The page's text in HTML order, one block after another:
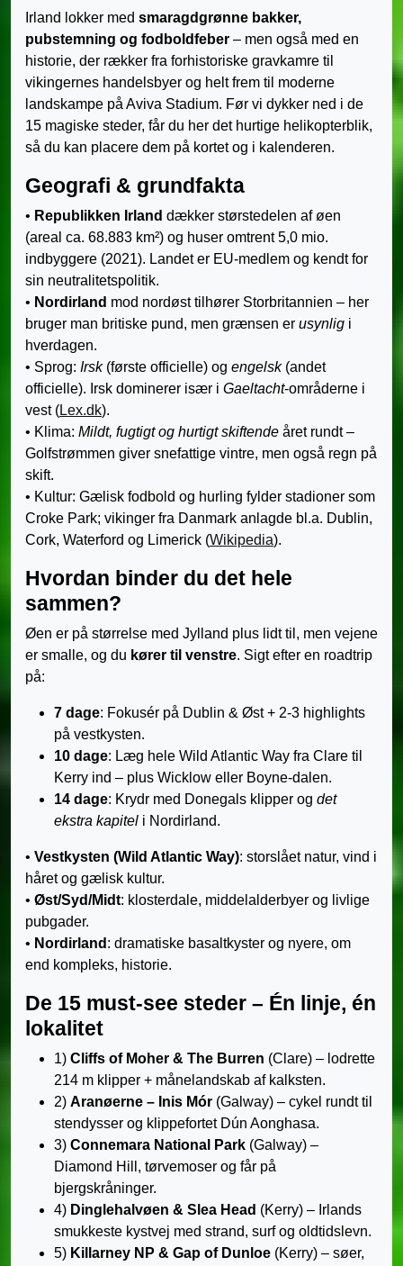
Irland lokker med smaragdgrønne bakker,
pubstemning og fodboldfeber – men også med en
historie, der rækker fra forhistoriske gravkamre til
vikingernes handelsbyer og helt frem til moderne
landskampe på Aviva Stadium. Før vi dykker ned i de
15 magiske steder, får du her det hurtige helikopterblik,
så du kan placere dem på kortet og i kalenderen.
Geografi & grundfakta
• Republikken Irland dækker størstedelen af øen
(areal ca. 68.883 km²) og huser omtrent 5,0 mio.
indbyggere (2021). Landet er EU-medlem og kendt for
sin neutralitetspolitik.
• Nordirland mod nordøst tilhører Storbritannien – her
bruger man britiske pund, men grænsen er usynlig i
hverdagen.
• Sprog: Irsk(første officielle) og engelsk(andet
officielle). Irsk dominerer især i Gaeltacht-områderne i
vest (Lex.dk).
• Klima: Mildt, fugtigt og hurtigt skiftende året rundt –
Golfstrømmen giver snefattige vintre, men også regn på
skift.
• Kultur: Gælisk fodbold og hurling fylder stadioner som
Croke Park; vikinger fra Danmark anlagde bl.a. Dublin,
Cork, Waterford og Limerick (Wikipedia).
Hvordan binder du det hele
sammen?
Øen er på størrelse med Jylland plus lidt til, men vejene
er smalle, og du kører til venstre. Sigt efter en roadtrip
på:
7 dage: Fokusér på Dublin & Øst + 2-3 highlights
på vestkysten.
10 dage: Læg hele Wild Atlantic Way fra Clare til
Kerry ind – plus Wicklow eller Boyne-dalen.
14 dage: Krydr med Donegals klipper og det
ekstra kapitel i Nordirland.
• Vestkysten (Wild Atlantic Way): storslået natur, vind i
håret og gælisk kultur.
• Øst/Syd/Midt: klosterdale, middelalderbyer og livlige
pubgader.
• Nordirland : dramatiske basaltkyster og nyere, om
end kompleks, historie.
De 15 must-see steder – Én linje, én
lokalitet
1) Cliffs of Moher & The Burren (Clare) – lodrette
214 m klipper + månelandskab af kalksten.
2) Aranøerne – Inis Mór (Galway) – cykel rundt til
stendysser og klippefortet Dún Aonghasa.
3) Connemara National Park (Galway) –
Diamond Hill, tørvemoser og får på
bjergskråninger.
4) Dinglehalvøen & Slea Head (Kerry) – Irlands
smukkeste kystvej med strand, surf og oldtidslevn.
5) Killarney NP & Gap of Dunloe (Kerry) – søer,